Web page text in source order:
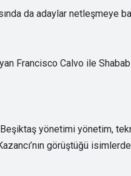
da adaylar netleşmeye
Francisco Calvo ile
yönetimi yönetim,
görüştüğü